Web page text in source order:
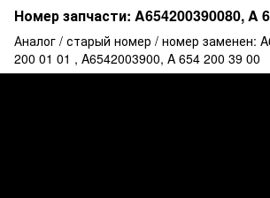
Номер запчасти: A654200390080, A
Аналог / старый номер / номер заменен:
200 01 01 , A6542003900, A 654 200 39 00